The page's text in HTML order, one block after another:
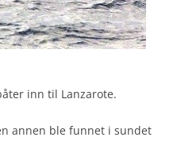
inn til Lanzarote.
annen ble funnet i sundet